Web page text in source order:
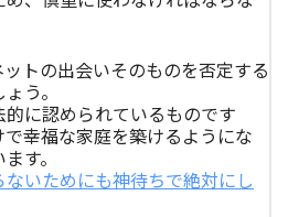
トの出会いそのものを否定する
う。
に認められているものです
幸福な家庭を築けるようにな
す。
いためにも神待ちで絶対にし